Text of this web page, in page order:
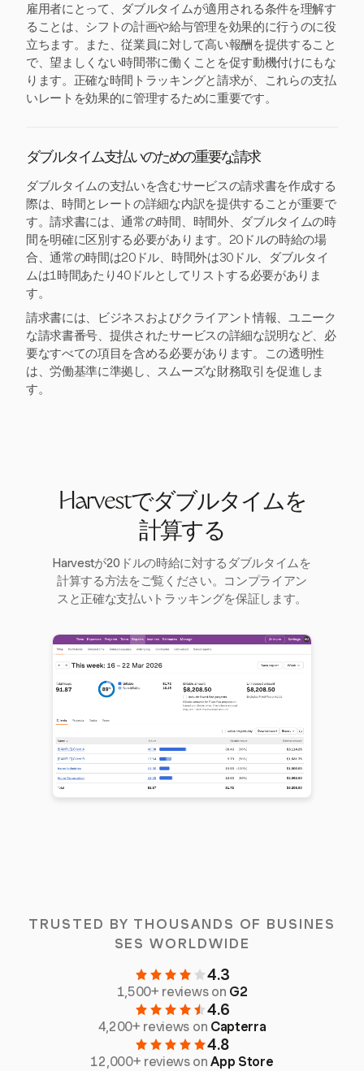
雇用者にとって、ダブルタイムが適用される条件を理解す
ることは、シフトの計画や給与管理を効果的に行うのに役
立ちます。また、従業員に対して高い報酬を提供すること
で、望ましくない時間帯に働くことを促す動機付けにもな
ります。正確な時間トラッキングと請求が、これらの支払
いレートを効果的に管理するために重要です。
ダブルタイム支払いのための重要な請求
ダブルタイムの支払いを含むサービスの請求書を作成する
際は、時間とレートの詳細な内訳を提供することが重要で
す。請求書には、通常の時間、時間外、ダブルタイムの時
間を明確に区別する必要があります。20ドルの時給の場
合、通常の時間は20ドル、時間外は30ドル、ダブルタイ
ムは1時間あたり40ドルとしてリストする必要がありま
す。
請求書には、ビジネスおよびクライアント情報、ユニーク
な請求書番号、提供されたサービスの詳細な説明など、必
要なすべての項目を含める必要があります。この透明性
は、労働基準に準拠し、スムーズな財務取引を促進しま
す。
Harvestでダブルタイムを
計算する
Harvestが20ドルの時給に対するダブルタイムを
計算する方法をご覧ください。コンプライアン
スと正確な支払いトラッキングを保証します。
TRUSTED BY THOUSANDS OF BUSINES
SES WORLDWIDE
4.3
1,500+ reviews on G2
4.6
4,200+ reviews on Capterra
4.8
12,000+ reviews onApp Store